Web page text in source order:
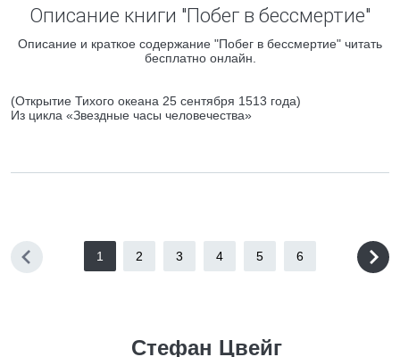
Описание книги "Побег в бессмертие"
Описание и краткое содержание "Побег в бессмертие" читать
бесплатно онлайн.
(Открытие Тихого океана 25 сентября 1513 года)
Из цикла «Звездные часы человечества»
1 2 3 4 5 6
Стефан Цвейг